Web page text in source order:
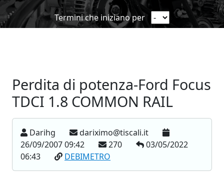
Termini che iniziano per
Perdita di potenza-Ford Focus
TDCI 1.8 COMMON RAIL
Darihg
dariximo@tiscali.it
26/09/2007 09:42
270
03/05/2022
06:43
DEBIMETRO